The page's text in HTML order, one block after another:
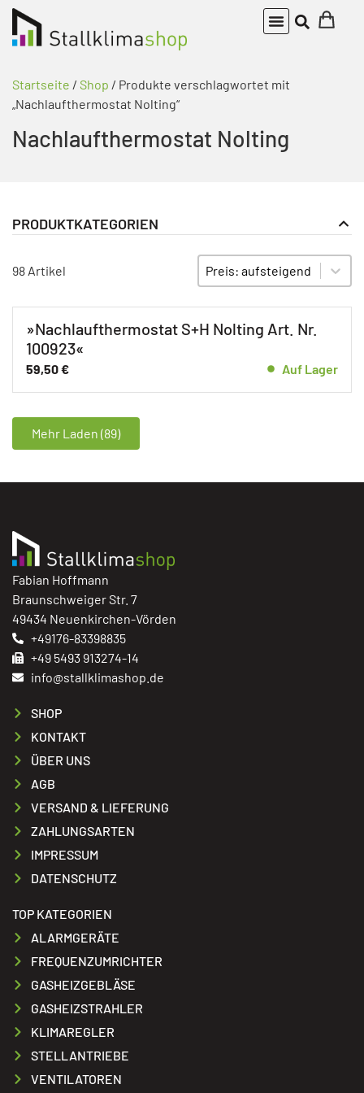
Startseite / Shop / Produkte verschlagwortet mit
„Nachlaufthermostat Nolting“
Nachlaufthermostat Nolting
PRODUKTKATEGORIEN
98 Artikel
SORTIEREN
Sort content
»Nachlaufthermostat S+H Nolting Art. Nr.
100923«
59,50€ Auf Lager
Mehr Laden (89)
Fabian Hoffmann
Braunschweiger Str. 7
49434 Neuenkirchen-Vörden
+49176-83398835
+49 5493 913274-14
info@stallklimashop.de
SHOP
KONTAKT
ÜBER UNS
AGB
VERSAND & LIEFERUNG
ZAHLUNGSARTEN
IMPRESSUM
DATENSCHUTZ
TOP KATEGORIEN
ALARMGERÄTE
FREQUENZUMRICHTER
GASHEIZGEBLÄSE
GASHEIZSTRAHLER
KLIMAREGLER
STELLANTRIEBE
VENTILATOREN